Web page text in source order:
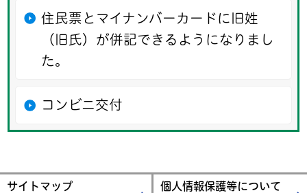
住民票とマイナンバーカードに旧姓
（旧氏）が併記できるようになりまし
た。
コンビニ交付
サイトマップ 個人情報保護等について